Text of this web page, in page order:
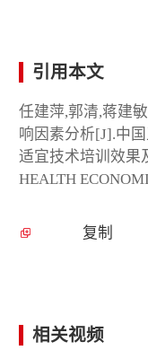
引用本文
任建萍,郭清,蒋建
响因素分析[J].中
适宜技术培训效果
HEALTH
复制
相关视频